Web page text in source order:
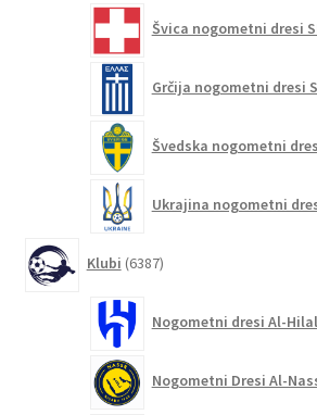
Švica nogometni dresi
Grčija nogometni dresi
Švedska nogometni
Ukrajina nogometni
Klubi 6387izdelkov
Nogometni dresi Al-Hilal
Nogometni Dresi Al-